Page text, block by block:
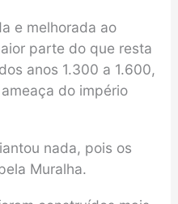
e melhorada ao
parte do que resta
anos 1.300 a 1.600,
do império
nada, pois os
Muralha.